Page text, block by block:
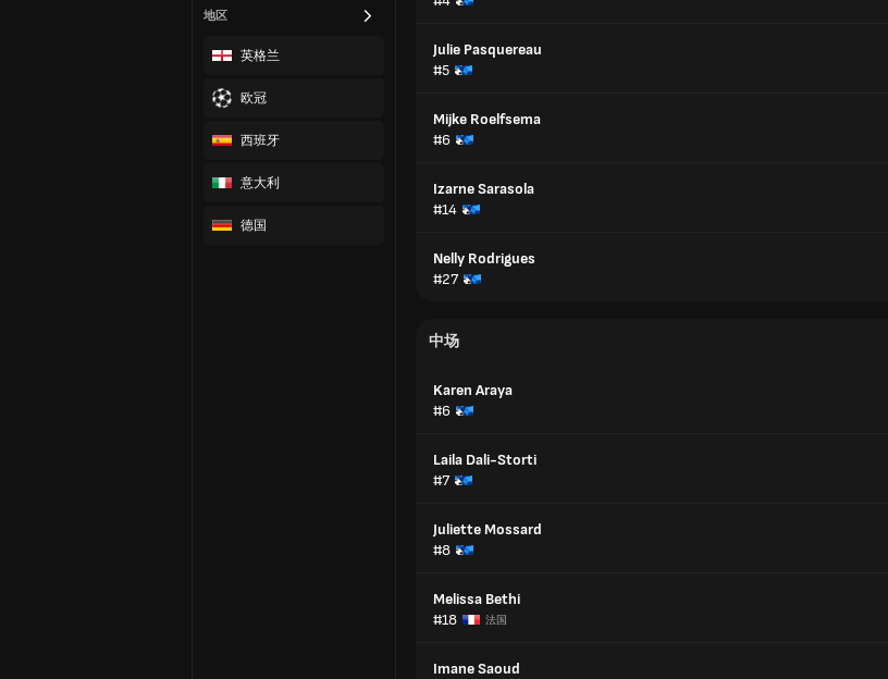
地区
英格兰
欧冠
西班牙
意大利
德国
Julie Pasquereau
#5
Mijke Roelfsema
#6
Izarne Sarasola
#14
Nelly Rodrigues
#27
中场
Karen Araya
#6
Laila Dali-Storti
#7
Juliette Mossard
#8
Melissa Bethi
#18
法国
Imane Saoud